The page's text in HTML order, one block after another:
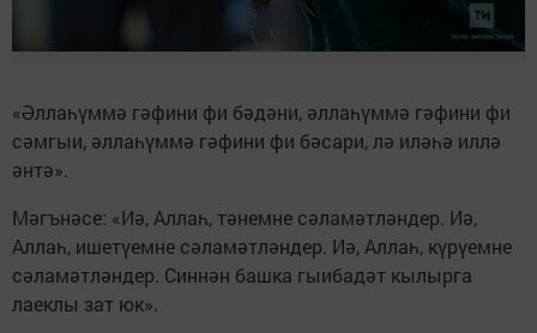
«Әллаһүммә гәфини фи бәдәни, әллаһүммә гәфини фи
сәмгыи, әллаһүммә гәфини фи бәсари, лә иләһә иллә
әнтә».
Мәгънәсе: «Иә, Аллаһ, тәнемне сәламәтләндер. Иә,
Аллаһ, ишетүемне сәламәтләндер. Иә, Аллаһ, күрүемне
сәламәтләндер. Синнән башка гыибадәт кылырга
лаеклы зат юк».